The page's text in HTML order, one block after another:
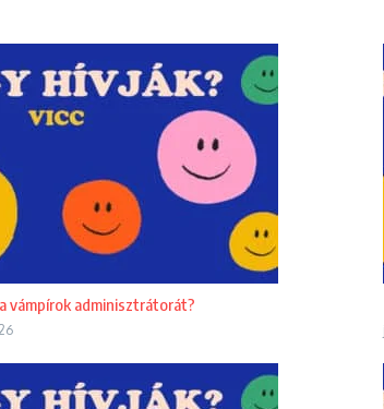
vámpírok adminisztrátorát?